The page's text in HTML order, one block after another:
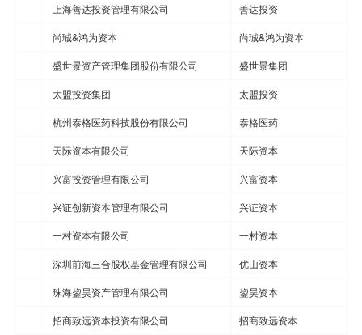
上海善达投资管理有限公司 善达投资
尚珹&鸿为资本 尚珹&鸿为资本
盛世景资产管理集团股份有限公司 盛世景集团
太盟投资集团 太盟投资
杭州泰格医药科技股份有限公司 泰格医药
天际资本有限公司 天际资本
兴富投资管理有限公司 兴富资本
兴证创新资本管理有限公司 兴证资本
一村资本有限公司 一村资本
深圳前海三合股权基金管理有限公司 优山资本
珠海鋆昊资产管理有限公司 鋆昊资本
招商致远资本投资有限公司 招商致远资本